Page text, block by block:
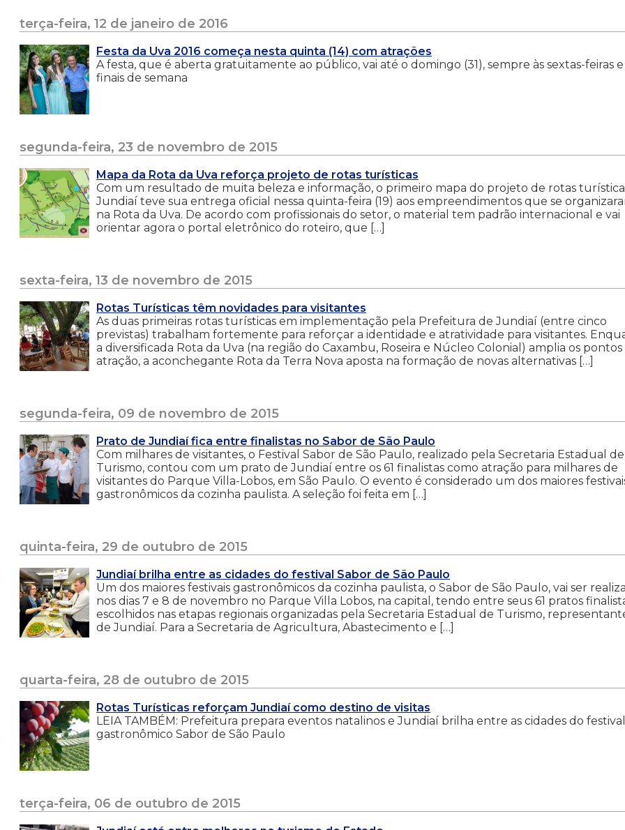
terça-feira, 12 de janeiro de 2016
Festa da Uva 2016 começa nesta quinta (14) com atrações
A festa, que é aberta gratuitamente ao público, vai até o domingo (31), sempre às sextas-feiras e
finais de semana
segunda-feira, 23 de novembro de 2015
Mapa da Rota da Uva reforça projeto de rotas turísticas
Com um resultado de muita beleza e informação, o primeiro mapa do projeto de rotas
Jundiaí teve sua entrega oficial nessa quinta-feira (19) aos empreendimentos que se
na Rota da Uva. De acordo com profissionais do setor, o material tem padrão internacional e vai
orientar agora o portal eletrônico do roteiro, que […]
sexta-feira, 13 de novembro de 2015
Rotas Turísticas têm novidades para visitantes
As duas primeiras rotas turísticas em implementação pela Prefeitura de Jundiaí (entre cinco
previstas) trabalham fortemente para reforçar a identidade e atratividade para visitantes.
a diversificada Rota da Uva (na região do Caxambu, Roseira e Núcleo Colonial) amplia os pontos
atração, a aconchegante Rota da Terra Nova aposta na formação de novas alternativas […]
segunda-feira, 09 de novembro de 2015
Prato de Jundiaí fica entre finalistas no Sabor de São Paulo
Com milhares de visitantes, o Festival Sabor de São Paulo, realizado pela Secretaria Estadual de
Turismo, contou com um prato de Jundiaí entre os 61 finalistas como atração para milhares de
visitantes do Parque Villa-Lobos, em São Paulo. O evento é considerado um dos maiores
gastronômicos da cozinha paulista. A seleção foi feita em […]
quinta-feira, 29 de outubro de 2015
Jundiaí brilha entre as cidades do festival Sabor de São Paulo
Um dos maiores festivais gastronômicos da cozinha paulista, o Sabor de São Paulo, vai ser
nos dias 7 e 8 de novembro no Parque Villa Lobos, na capital, tendo entre seus 61 pratos
escolhidos nas etapas regionais organizadas pela Secretaria Estadual de Turismo,
de Jundiaí. Para a Secretaria de Agricultura, Abastecimento e […]
quarta-feira, 28 de outubro de 2015
Rotas Turísticas reforçam Jundiaí como destino de visitas
LEIA TAMBÉM: Prefeitura prepara eventos natalinos e Jundiaí brilha entre as cidades do festival
gastronômico Sabor de São Paulo
terça-feira, 06 de outubro de 2015